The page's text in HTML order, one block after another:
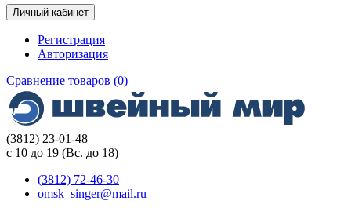
Личный кабинет
Регистрация
Авторизация
Сравнение товаров (0)
(3812) 23-01-48
с 10 до 19 (Вс. до 18)
(3812) 72-46-30
omsk_singer@mail.ru